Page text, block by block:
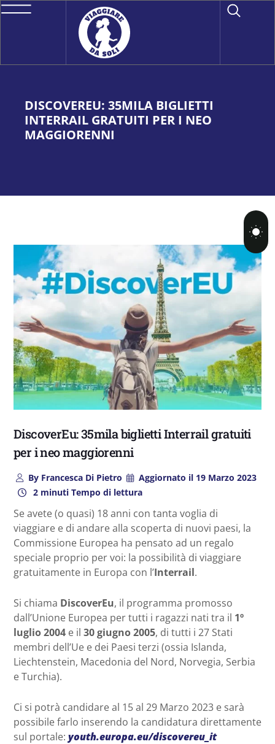
DISCOVEREU: 35MILA BIGLIETTI
INTERRAIL GRATUITI PER I NEO
MAGGIORENNI
DiscoverEu: 35mila biglietti Interrail gratuiti
per i neo maggiorenni
ByFrancesca Di Pietro Aggiornato il 19 Marzo 2023
2 minuti Tempo di lettura
Se avete (o quasi) 18 anni con tanta voglia di
viaggiare e di andare alla scoperta di nuovi paesi, la
Commissione Europea ha pensato ad un regalo
speciale proprio per voi: la possibilità di viaggiare
gratuitamente in Europa con l’Interrail.
Si chiama DiscoverEu, il programma promosso
dall’Unione Europea per tutti i ragazzi nati tra il 1º
luglio 2004 e il 30 giugno 2005, di tutti i 27 Stati
membri dell’Ue e dei Paesi terzi (ossia Islanda,
Liechtenstein, Macedonia del Nord, Norvegia, Serbia
e Turchia).
Ci si potrà candidare al 15 al 29 Marzo 2023 e sarà
possibile farlo inserendo la candidatura direttamente
sul portale: youth.europa.eu/discovereu_it